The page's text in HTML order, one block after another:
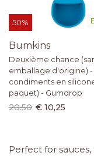
50%
Bumkins
Deuxième chance
emballage d'origine) -
condiments en
paquet) - Gumdrop
20.50 € 10,25
Perfect for